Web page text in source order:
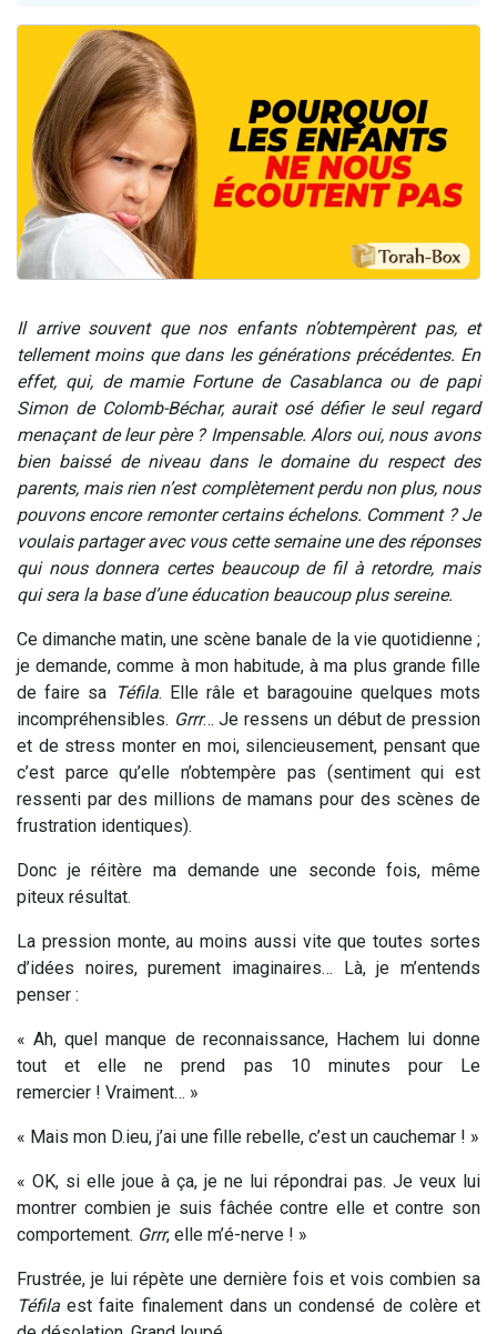
Ariel vient de donner son Maasser
Nathaniel vient de donner son Maasser
4 personnes viennent de nous rejoindre sur WhatsApp
Il arrive souvent que nos enfants n’obtempèrent pas, et
tellement moins que dans les générations précédentes. En
effet, qui, de mamie Fortune de Casablanca ou de papi
Simon de Colomb-Béchar, aurait osé défier le seul regard
menaçant de leur père ? Impensable.Alors oui, nous avons
bien baissé de niveau dans le domaine du respect des
parents, mais rien n’est complètement perdu non plus, nous
pouvons encore remonter certains échelons. Comment ? Je
voulais partager avec vous cette semaine une des réponses
qui nous donnera certes beaucoup de fil à retordre, mais
qui sera la base d’une éducation beaucoup plus sereine.
Ce dimanche matin, une scène banale de la vie quotidienne ;
je demande, comme à mon habitude, à ma plus grande fille
de faire sa Téfila. Elle râle et baragouine quelques mots
incompréhensibles. Grrr… Je ressens un début de pression
et de stress monter en moi, silencieusement, pensant que
c’est parce qu’elle n’obtempère pas (sentiment qui est
ressenti par des millions de mamans pour des scènes de
frustration identiques).
Donc je réitère ma demande une seconde fois, même
piteux résultat.
La pression monte, au moins aussi vite que toutes sortes
d’idées noires, purement imaginaires… Là, je m’entends
penser :
« Ah, quel manque de reconnaissance, Hachem lui donne
tout et elle ne prend pas 10 minutes pour Le
remercier ! Vraiment… »
« Mais mon D.ieu, j’ai une fille rebelle, c’est un cauchemar ! »
« OK, si elle joue à ça, je ne lui répondrai pas. Je veux lui
montrer combien je suis fâchée contre elle et contre son
comportement. Grrr, elle m’é-nerve ! »
Frustrée, je lui répète une dernière fois et vois combien sa
Téfilaest faite finalement dans un condensé de colère et